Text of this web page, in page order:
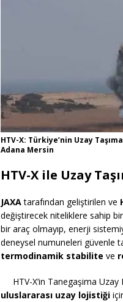
HTV-X: Türkiye’nin Uzay
Adana Mersin
HTV-X ile Uzay
JAXAtarafından geliştirilen ve
değiştirecek niteliklere sahip bir
bir araç olmayıp, enerji
deneysel numuneleri güvenle
termodinamik stabilite ve
HTV-X’in Tanegaşima Uzay
uluslararası uzay lojistiği